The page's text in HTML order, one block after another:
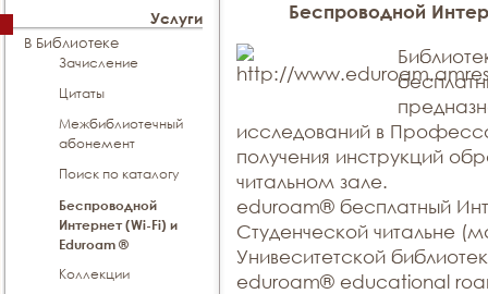
Услуги
В Библиотеке
Зачисление
Цитаты
Межбиблиотечный
абонемент
Поиск по каталогу
Беспроводной
Интернет (Wi-Fi) и
Eduroam ®
Коллекции
Беспроводной
исследований в
получения инструкций
читальном зале.
eduroam® бесплатный
Студенческой читальне
Унивеситетской
eduroam® educational